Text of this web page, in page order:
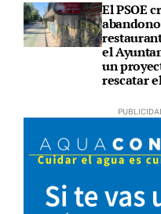
El PSOE
el
un
rescatar